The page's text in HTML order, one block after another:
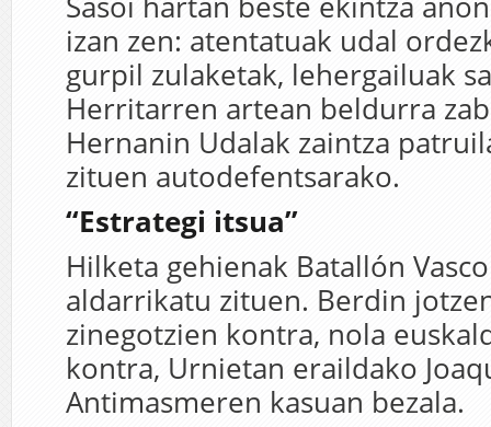
izan zen: atentatuak udal
gurpil zulaketak, lehergailuak
Herritarren artean beldurra
Hernanin Udalak zaintza
zituen autodefentsarako.
“Estrategi itsua”
Hilketa gehienak Batallón
aldarrikatu zituen. Berdin
zinegotzien kontra, nola
kontra, Urnietan eraildako
Antimasmeren kasuan bezala.